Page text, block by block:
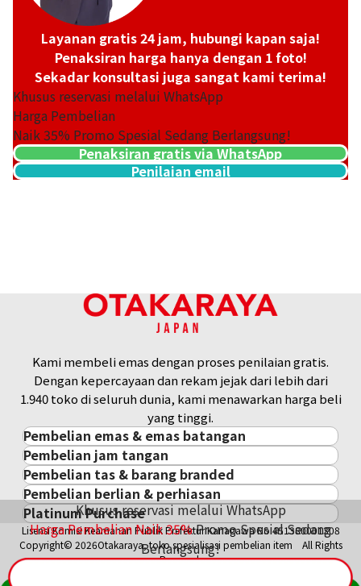
Chanel Matelasse Caviar Skin Chain Shoulder
Referensi Harga Buyback
Rp 126.876.882
Layanan gratis 24 jam, hubungi kapan saja!
Penaksiran harga hanya dengan 1 foto!
Sekadar konsultasi juga sangat kami terima!
Khusus reservasi melalui WhatsApp
Harga Pembelian
Naik35% Promo Spesial Sedang Berlangsung!
Penaksiran gratis via WhatsApp
Penilaian email
Khusus reservasi melalui WhatsApp
Harga Pembelian Naik35%Promo Spesial Sedang
Berlangsung!
Kami membeli emas dengan proses penilaian gratis.
Dengan kepercayaan dan rekam jejak dari lebih dari
1.940 toko di seluruh dunia, kami menawarkan harga beli
yang tinggi.
Pembelian emas & emas batangan
Pembelian emas & emas batangan
Emas Batangan / Gold Bar
Koin Emas
Harga Pasar Emas / Kurs Emas
Aksesoris Emas
Cincin Emas
Pembelian jam tangan
Pembelian jam tangan
ROLEX
PATEK PHILIPPE
AUDEMARS PIGUET
VACHERON CONSTANTIN
Pembelian tas & barang branded
Pembelian tas & barang branded
Cartier
LOUIS VUITTON
Hermès
Pembelian berlian & perhiasan
Pembelian berlian & perhiasan
Berlian
Zamrud
Platinum Purchase
Platinum
Lisensi Komisi Keamanan Publik Prefektur Kanagawa No.451380001308
Copyright© 2026Otakaraya, toko spesialisasi pembelian item All Rights
Reserved.